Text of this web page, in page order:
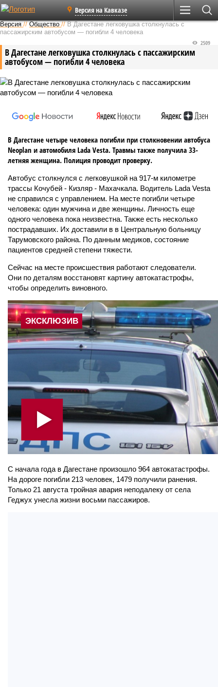
Версия на Кавказе
Версия //Общество //В Дагестане легковушка столкнулась с
пассажирским автобусом — погибли 4 человека
В Дагестане легковушка столкнулась с пассажирским
автобусом — погибли 4 человека
2509
В Дагестане четыре человека погибли при столкновении автобуса
Neoplan и автомобиля Lada Vesta. Травмы также получила 33-
летняя женщина. Полиция проводит проверку.
Автобус столкнулся с легковушкой на 917-м километре
трассы Кочубей - Кизляр - Махачкала. Водитель Lada Vesta
не справился с управлением. На месте погибли четыре
человека: один мужчина и две женщины. Личность еще
одного человека пока неизвестна. Также есть несколько
пострадавших. Их доставили в в Центральную больницу
Тарумовского района. По данным медиков, состояние
пациентов средней степени тяжести.
Сейчас на месте происшествия работают следователи.
Они по деталям восстановят картину автокатастрофы,
чтобы определить виновного.
С начала года в Дагестане произошло 964 автокатастрофы.
На дороге погибли 213 человек, 1479 получили ранения.
Только 21 августа тройная авария неподалеку от села
Геджух унесла жизни восьми пассажиров.